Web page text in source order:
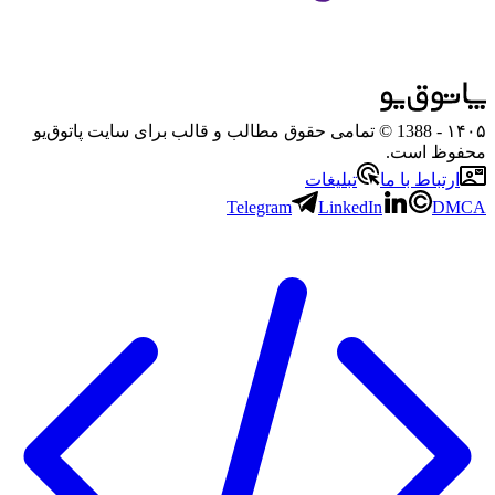
۱۴۰۵
- 1388 © تمامی حقوق مطالب و قالب برای سایت پاتوق‌یو
محفوظ است.
ارتباط با ما
تبلیغات
Telegram
LinkedIn DMCA